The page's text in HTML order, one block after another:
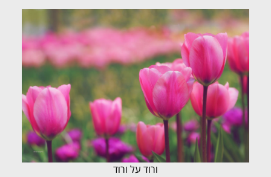
ורוד על ורוד